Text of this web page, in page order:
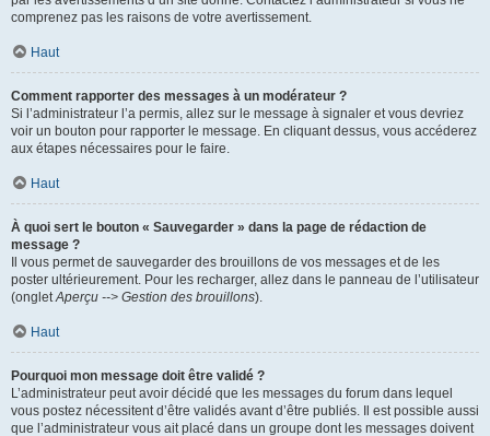
comprenez pas les raisons de votre avertissement.
Haut
Comment rapporter des messages à un modérateur ?
Si l’administrateur l’a permis, allez sur le message à signaler et vous devriez
voir un bouton pour rapporter le message. En cliquant dessus, vous accéderez
aux étapes nécessaires pour le faire.
Haut
À quoi sert le bouton « Sauvegarder » dans la page de rédaction de
message ?
Il vous permet de sauvegarder des brouillons de vos messages et de les
poster ultérieurement. Pour les recharger, allez dans le panneau de l’utilisateur
(ongletAperçu --> Gestion des brouillons).
Haut
Pourquoi mon message doit être validé ?
L’administrateur peut avoir décidé que les messages du forum dans lequel
vous postez nécessitent d’être validés avant d’être publiés. Il est possible aussi
que l’administrateur vous ait placé dans un groupe dont les messages doivent